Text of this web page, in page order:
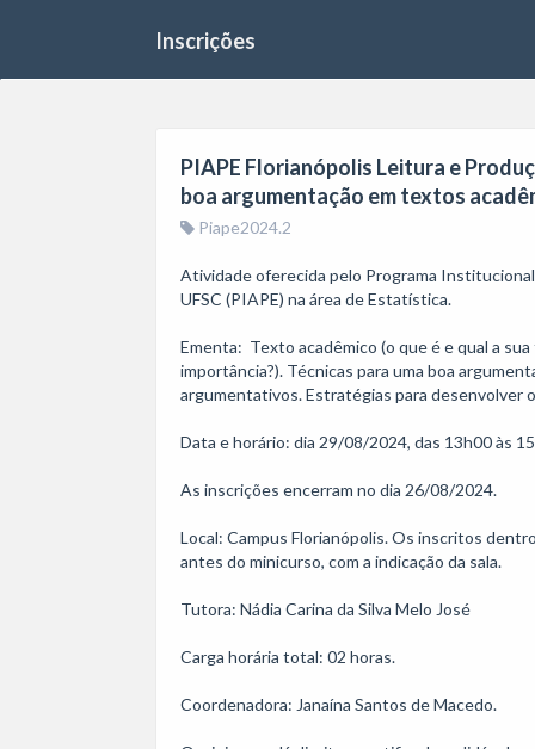
Inscrições
PIAPE Florianópolis Leitura e
boa argumentação em textos
Piape2024.2
Atividade oferecida pelo Programa
UFSC (PIAPE) na área de Estatística.
Ementa:  Texto acadêmico (o que é e qual a
importância?). Técnicas para uma boa
argumentativos. Estratégias para desenvolver
Data e horário: dia 29/08/2024, das 13h00 às
As inscrições encerram no dia 26/08/2024.
Local: Campus Florianópolis. Os inscritos
antes do minicurso, com a indicação da sala.
Tutora: Nádia Carina da Silva Melo José
Carga horária total: 02 horas.
Coordenadora: Janaína Santos de Macedo.